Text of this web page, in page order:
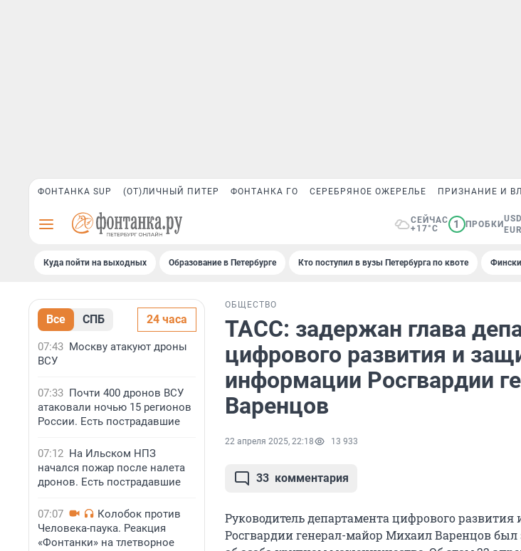
ФОНТАНКА SUP (ОТ)ЛИЧНЫЙ ПИТЕР ФОНТАНКА ГО СЕРЕБРЯНОЕ ОЖЕРЕЛЬЕ ПРИЗНАНИЕ И
СЕЙЧАС
+17°C
1 ПРОБКИ
Куда пойти на выходных Образование в Петербурге Кто поступил в вузы Петербурга по квоте
Все СПБ 24 часа
07:43 Москву атакуют дроны
ВСУ
07:33 Почти 400 дронов ВСУ
атаковали ночью 15 регионов
России. Есть пострадавшие
07:12 На Ильском НПЗ
начался пожар после налета
дронов. Есть пострадавшие
07:07
Колобок против
Человека-паука. Реакция
«Фонтанки» на тлетворное
ОБЩЕСТВО
ТАСС: задержан глава
цифрового развития и
информации Росгвардии
Варенцов
22 апреля 2025, 22:18 13 933
33 комментария
Руководитель департамента цифрового
Росгвардии генерал-майор Михаил Варенцов был